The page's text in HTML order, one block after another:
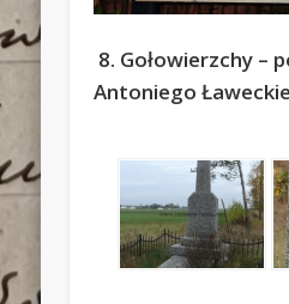
8. Gołowierzchy –
Antoniego